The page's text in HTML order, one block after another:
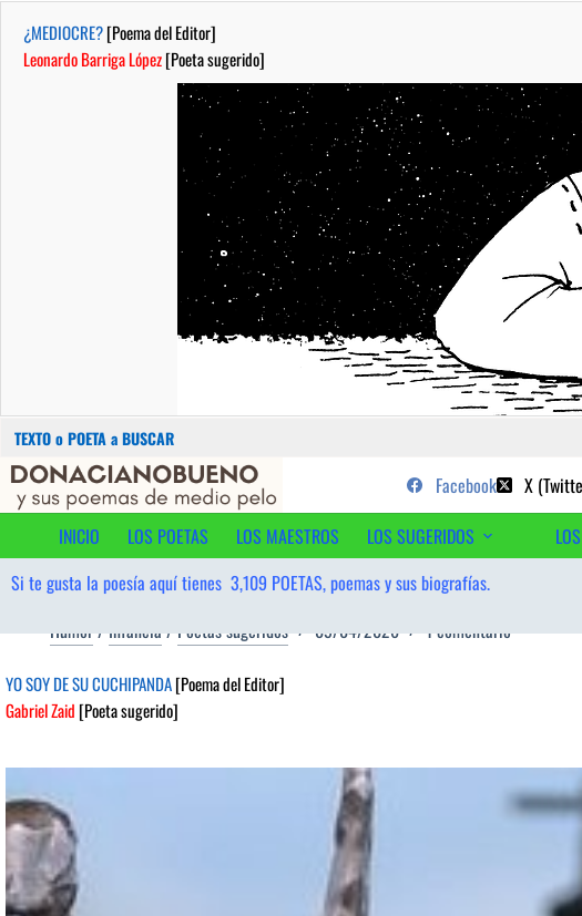
¿MEDIOCRE?[Poema del Editor]
Leonardo Barriga López[Poeta sugerido]
Buscar:
Saltar
contenido
...sus poemas de medio pelo y poetas
Facebook X
INICIO
LOS POETAS LOS MAESTROS LOS SUGERIDOS
Si te gusta la poesía aquí tienes 3,109 POETAS, poemas y sus biografías.
Humor/Infancia/Poetas sugeridos 09/04/2026 1 comentario
YO SOY DE SU CUCHIPANDA[Poema del Editor]
Gabriel Zaid [Poeta sugerido]